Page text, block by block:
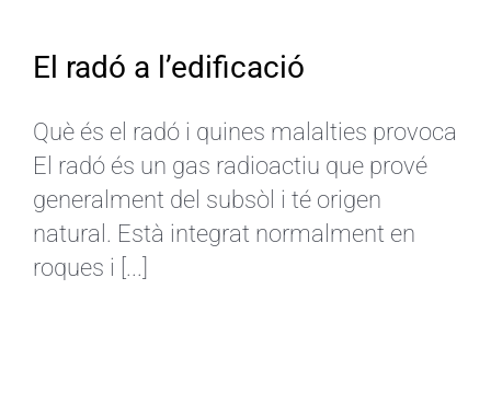
El radó a l’edificació
Què és el radó i quines malalties provoca
El radó és un gas radioactiu que prové
generalment del subsòl i té origen
natural. Està integrat normalment en
roques i [...]